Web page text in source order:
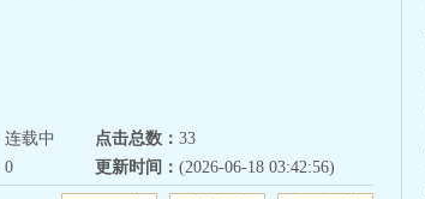
连载中 点击总数： 33
0 更新时间： (2026-06-18 03:42:56)